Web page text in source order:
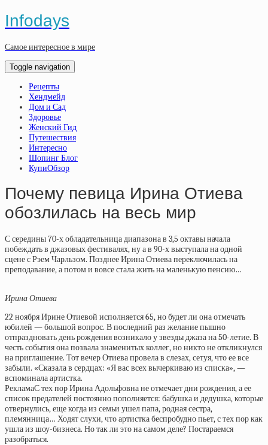
Infodays
Самое интересное в мире
Toggle navigation
Рецепты
Хендмейд
Дом и Сад
Здоровье
Женский Гид
Путешествия
Интересно
Шопинг Блог
КупиОбзор
Почему певица Ирина Отиева
обозлилась на весь мир
С середины 70-х обладательница диапазона в 3,5 октавы начала
побеждать в джазовых фестивалях, ну а в 90-х выступала на одной
сцене с Рэем Чарльзом. Позднее Ирина Отиева переключилась на
преподавание, а потом и вовсе стала жить на маленькую пенсию…
Ирина Отиева
22 ноября Ирине Отиевой исполняется 65, но будет ли она отмечать
юбилей — большой вопрос. В последний раз желание пышно
отпраздновать день рождения возникало у звезды джаза на 50-летие. В
честь события она позвала знаменитых коллег, но никто не откликнулся
на приглашение. Тот вечер Отиева провела в слезах, сетуя, что ее все
забыли. «Сказала в сердцах: «Я вас всех вычеркиваю из списка», —
вспоминала артистка.
РекламаС тех пор Ирина Адольфовна не отмечает дни рождения, а ее
список предателей постоянно пополняется: бабушка и дедушка, которые
отвернулись, еще когда из семьи ушел папа, родная сестра,
племянница… Ходят слухи, что артистка беспробудно пьет, с тех пор как
ушла из шоу-бизнеса. Но так ли это на самом деле? Постараемся
разобраться.